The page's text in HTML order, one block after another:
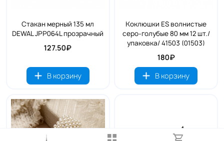
Стакан мерный 135 мл
DEWAL JPP064L прозрачный
127.50₽
В корзину
Коклюшки ES волнистые
серо-голубые 80 мм 12 шт./
упаковка/ 41503 (01503)
180₽
В корзину